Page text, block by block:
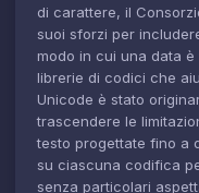
di carattere, il
suoi sforzi per
modo in cui una data
librerie di codici che
Unicode è stato
trascendere le
testo progettate fino a
su ciascuna codifica
senza particolari